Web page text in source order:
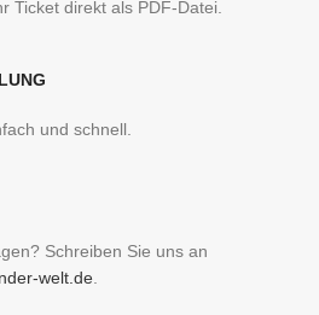
Ticket direkt als PDF-Datei.
und schnell.
Schreiben Sie uns an
welt.de